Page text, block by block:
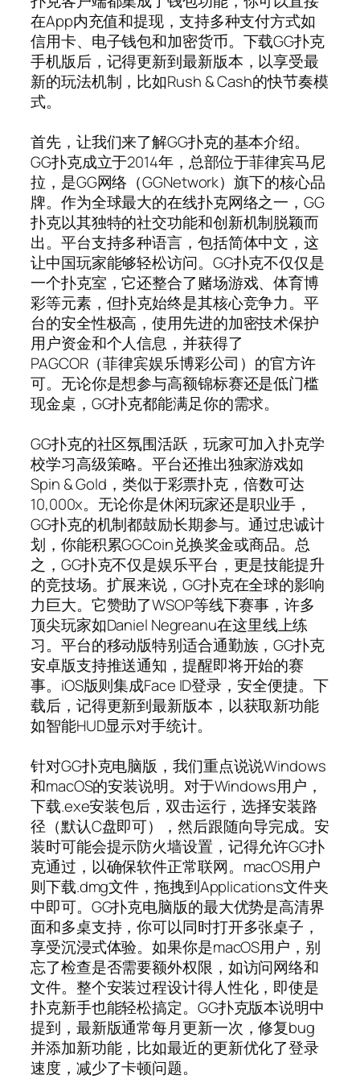
在App内充值和提现，支持多种支付方式如
信用卡、电子钱包和加密货币。下载GG扑克
手机版后，记得更新到最新版本，以享受最
新的玩法机制，比如Rush & Cash的快节奏模
式。
首先，让我们来了解GG扑克的基本介绍。
GG扑克成立于2014年，总部位于菲律宾马尼
拉，是GG网络（GGNetwork）旗下的核心品
牌。作为全球最大的在线扑克网络之一，GG
扑克以其独特的社交功能和创新机制脱颖而
出。平台支持多种语言，包括简体中文，这
让中国玩家能够轻松访问。GG扑克不仅仅是
一个扑克室，它还整合了赌场游戏、体育博
彩等元素，但扑克始终是其核心竞争力。平
台的安全性极高，使用先进的加密技术保护
用户资金和个人信息，并获得了
PAGCOR（菲律宾娱乐博彩公司）的官方许
可。无论你是想参与高额锦标赛还是低门槛
现金桌，GG扑克都能满足你的需求。
GG扑克的社区氛围活跃，玩家可加入扑克学
校学习高级策略。平台还推出独家游戏如
Spin & Gold，类似于彩票扑克，倍数可达
10,000x。无论你是休闲玩家还是职业手，
GG扑克的机制都鼓励长期参与。通过忠诚计
划，你能积累GGCoin兑换奖金或商品。总
之，GG扑克不仅是娱乐平台，更是技能提升
的竞技场。扩展来说，GG扑克在全球的影响
力巨大。它赞助了WSOP等线下赛事，许多
顶尖玩家如Daniel Negreanu在这里线上练
习。平台的移动版特别适合通勤族，GG扑克
安卓版支持推送通知，提醒即将开始的赛
事。iOS版则集成Face ID登录，安全便捷。下
载后，记得更新到最新版本，以获取新功能
如智能HUD显示对手统计。
针对GG扑克电脑版，我们重点说说Windows
和macOS的安装说明。对于Windows用户，
下载.exe安装包后，双击运行，选择安装路
径（默认C盘即可），然后跟随向导完成。安
装时可能会提示防火墙设置，记得允许GG扑
克通过，以确保软件正常联网。macOS用户
则下载.dmg文件，拖拽到Applications文件夹
中即可。GG扑克电脑版的最大优势是高清界
面和多桌支持，你可以同时打开多张桌子，
享受沉浸式体验。如果你是macOS用户，别
忘了检查是否需要额外权限，如访问网络和
文件。整个安装过程设计得人性化，即使是
扑克新手也能轻松搞定。GG扑克版本说明中
提到，最新版通常每月更新一次，修复bug
并添加新功能，比如最近的更新优化了登录
速度，减少了卡顿问题。